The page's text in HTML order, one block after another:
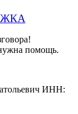
помощь.
ИНН: